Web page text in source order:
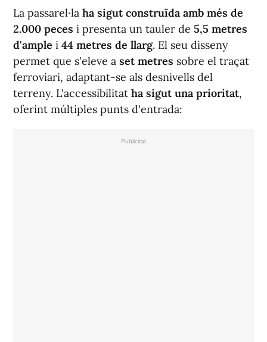
La passarel·la ha sigut construïda amb més de
2.000 peces i presenta un tauler de 5,5 metres
d'ample i 44 metres de llarg. El seu disseny
permet que s'eleve a set metres sobre el traçat
ferroviari, adaptant-se als desnivells del
terreny. L'accessibilitat ha sigut una prioritat,
oferint múltiples punts d'entrada: